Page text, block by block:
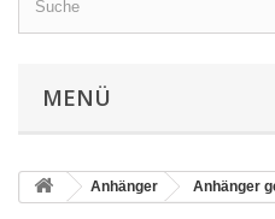
MENÜ
Anhänger Anhänger